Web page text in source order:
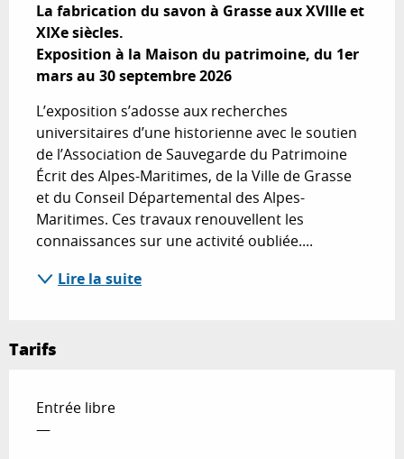
La fabrication du savon à Grasse aux XVIIIe et
XIXe siècles.
Exposition à la Maison du patrimoine, du 1er
mars au 30 septembre 2026
L’exposition s’adosse aux recherches
universitaires d’une historienne avec le soutien
de l’Association de Sauvegarde du Patrimoine
Écrit des Alpes-Maritimes, de la Ville de Grasse
et du Conseil Départemental des Alpes-
Maritimes. Ces travaux renouvellent les
connaissances sur une activité oubliée....
Lire la suite
Tarifs
Entrée libre
—